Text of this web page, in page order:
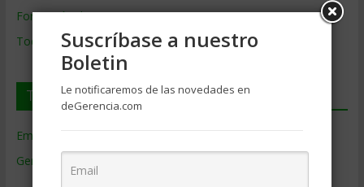
Formación de Gerencia
Todos los Temas
Temas de Gerencia
Empresas de Gerencia
Gerencia
Suscríbase a nuestro
Boletin
Le notificaremos de las novedades en
deGerencia.com